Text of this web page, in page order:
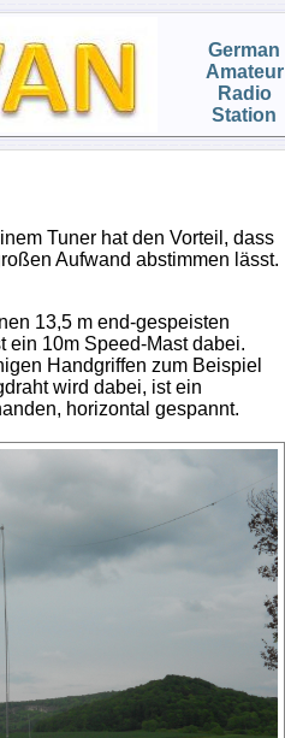
German
Amateur
Radio
Station
Tuner hat den Vorteil, dass
Aufwand abstimmen lässt.
13,5 m end-gespeisten
ein 10m Speed-Mast dabei.
Handgriffen zum Beispiel
wird dabei, ist ein
horizontal gespannt.